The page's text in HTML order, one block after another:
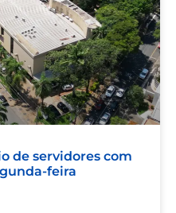
de servidores com
feira